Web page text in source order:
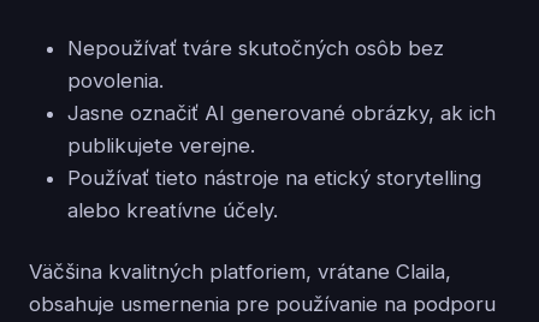
Nepoužívať tváre skutočných osôb bez
povolenia.
Jasne označiť AI generované obrázky, ak ich
publikujete verejne.
Používať tieto nástroje na etický storytelling
alebo kreatívne účely.
Väčšina kvalitných platforiem, vrátane Claila,
obsahuje usmernenia pre používanie na podporu